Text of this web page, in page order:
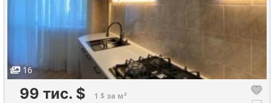
16
99 тис. $ 1 $ за м²